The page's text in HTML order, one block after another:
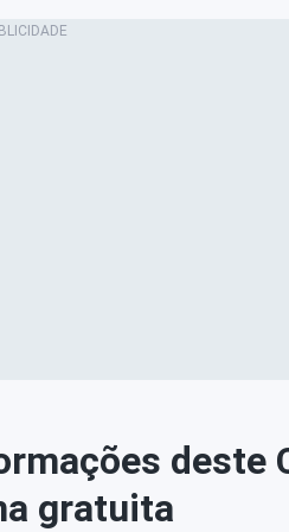
deste
gratuita